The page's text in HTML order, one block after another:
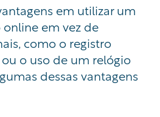
em utilizar um
em vez de
como o registro
o uso de um relógio
dessas vantagens